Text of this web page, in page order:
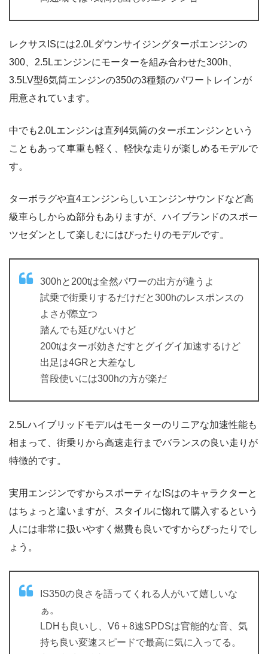
レクサスISには2.0Lダウンサイジングターボエンジンの
300、2.5Lエンジンにモーターを組み合わせた300h、
3.5LV型6気筒エンジンの350の3種類のパワートレインが
用意されています。
中でも2.0Lエンジンは直列4気筒のターボエンジンという
こともあって車重も軽く、軽快な走りが楽しめるモデルで
す。
ターボラグや直4エンジンらしいエンジンサウンドなど高
級車らしからぬ部分もありますが、ハイブランドのスポー
ツセダンとして楽しむにはぴったりのモデルです。
300hと200tは全然パワーの出方が違うよ
試乗で街乗りするだけだと300hのレスポンスの
よさが際立つ
踏んでも延びないけど
200tはターボ効きだすとグイグイ加速するけど
出足は4GRと大差なし
普段使いには300hの方が楽だ
2.5Lハイブリッドモデルはモーターのリニアな加速性能も
相まって、街乗りから高速走行までバランスの良い走りが
特徴的です。
実用エンジンですからスポーティなISはのキャラクターと
はちょっと違いますが、スタイルに惚れて購入するという
人には非常に扱いやすく燃費も良いですからぴったりでし
ょう。
IS350の良さを語ってくれる人がいて嬉しいな
ぁ。
LDHも良いし、V6＋8速SPDSは官能的な音、気
持ち良い変速スピードで最高に気に入ってる。